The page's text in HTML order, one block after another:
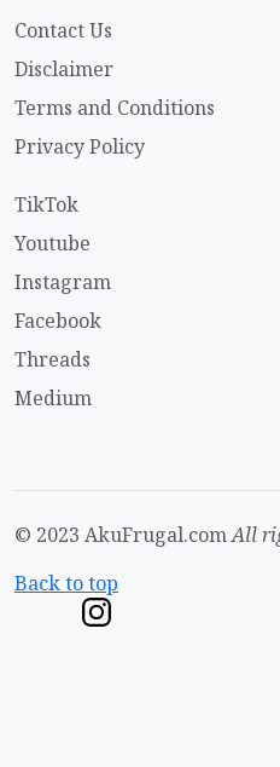
Contact Us
Disclaimer
Terms and Conditions
Privacy Policy
TikTok
Youtube
Instagram
Facebook
Threads
Medium
© 2023 AkuFrugal.comAll
Back to top